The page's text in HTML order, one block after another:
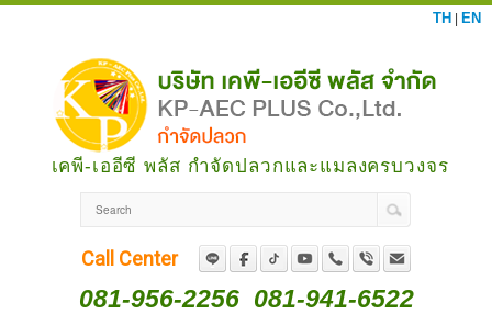
TH EN
เคพี-เออีซี พลัส กำจัดปลวกและแมลงครบวงจร
Call Center
081-956-2256 081-941-6522